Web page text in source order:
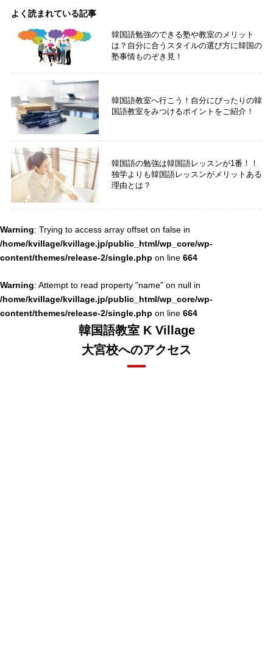
よく読まれている記事
韓国語勉強のできる塾や教室のメリット
は？自分に合うスタイルの選び方に韓国の
塾事情ものぞき見！
韓国語教室へ行こう！自分にぴったりの韓
国語教室をみつけるポイントをご紹介！
韓国語の勉強は韓国語レッスンが1番！！
独学よりも韓国語レッスンがメリットある
理由とは？
Warning: Trying to access array offset on false in
/home/kvillage/kvillage.jp/public_html/wp_core/wp-
content/themes/release-2/single.php on line 664
Warning: Attempt to read property "name" on null in
/home/kvillage/kvillage.jp/public_html/wp_core/wp-
content/themes/release-2/single.php on line 664
韓国語教室 K Village
大宮校へのアクセス